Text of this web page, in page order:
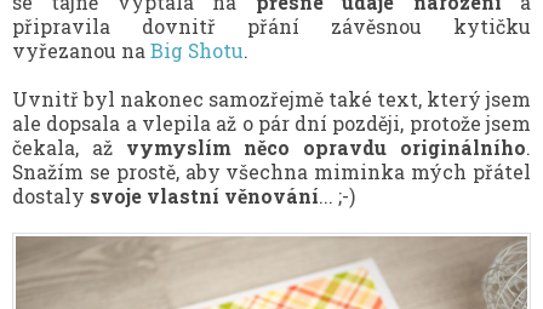
připravila dovnitř přání závěsnou kytičku
vyřezanou naBig Shotu.
Uvnitř byl nakonec samozřejmě také text, který jsem
ale dopsala a vlepila až o pár dní později, protože jsem
čekala, až vymyslím něco opravdu originálního.
Snažím se prostě, aby všechna miminka mých přátel
dostaly svoje vlastní věnování... ;-)